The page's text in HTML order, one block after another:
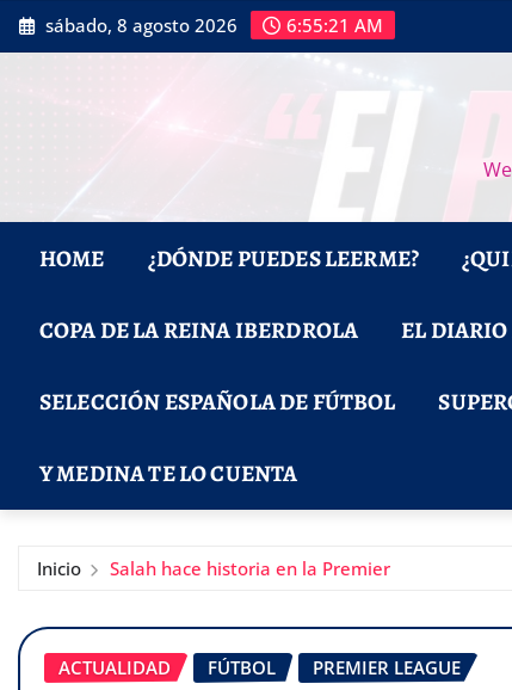
Saltar
al
sábado, 8 agosto 2026 6:55:22 AM
HOME ¿DÓNDE PUEDES LEERME?
COPA DE LA REINA IBERDROLA EL
SELECCIÓN ESPAÑOLA DE FÚTBOL
Y MEDINA TE LO CUENTA
Inicio Salah hace historia en la Premier
ACTUALIDAD FÚTBOL PREMIER LEAGUE